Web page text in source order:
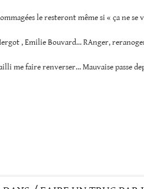
le resteront même si « ça ne se
, Emilie Bouvard… RAnger,
me faire renverser… Mauvaise passe